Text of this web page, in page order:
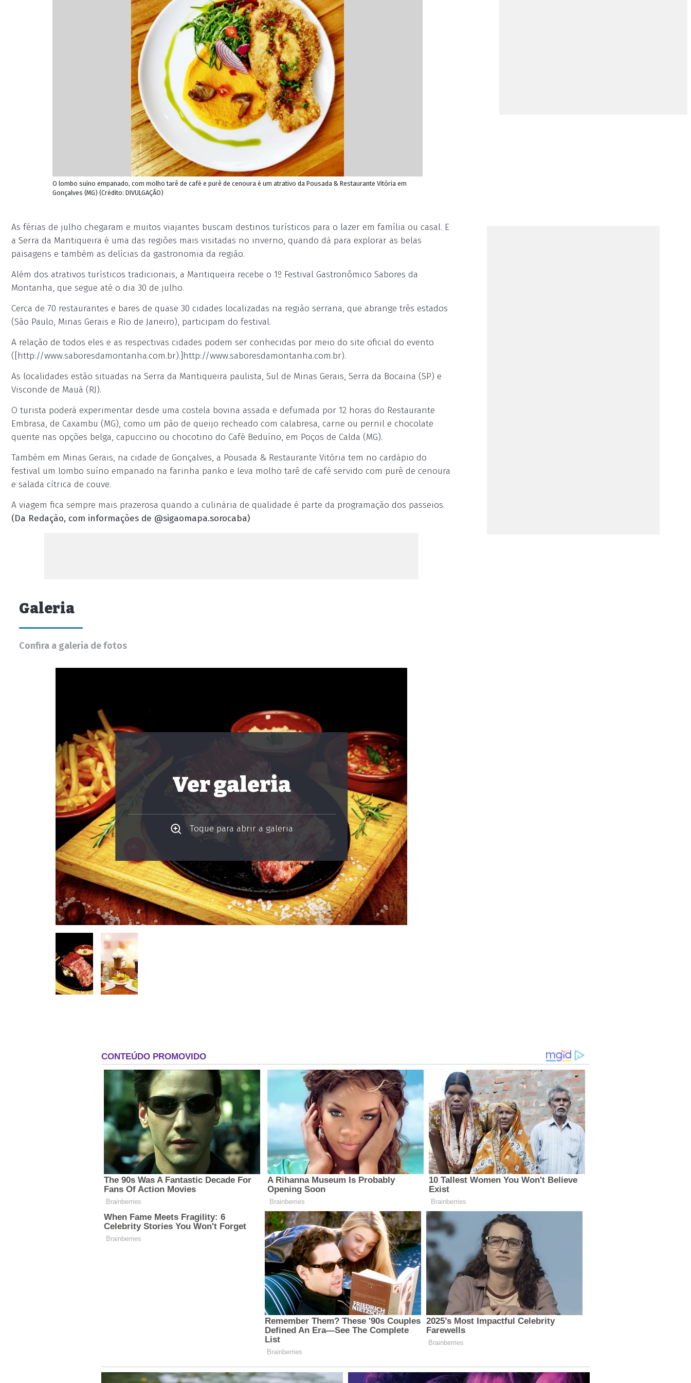
O lombo suíno empanado, com molho tarê de café e purê de cenoura é um atrativo da Pousada & Restaurante Vitória em
Gonçalves (MG) (Crédito: DIVULGAÇÃO)
As férias de julho chegaram e muitos viajantes buscam destinos turísticos para o lazer em família ou casal. E
a Serra da Mantiqueira é uma das regiões mais visitadas no inverno, quando dá para explorar as belas
paisagens e também as delícias da gastronomia da região.
Além dos atrativos turísticos tradicionais, a Mantiqueira recebe o 1º Festival Gastronômico Sabores da
Montanha, que segue até o dia 30 de julho.
Cerca de 70 restaurantes e bares de quase 30 cidades localizadas na região serrana, que abrange três estados
(São Paulo, Minas Gerais e Rio de Janeiro), participam do festival.
A relação de todos eles e as respectivas cidades podem ser conhecidas por meio do site oficial do evento
([http://www.saboresdamontanha.com.br).]http://www.saboresdamontanha.com.br).
As localidades estão situadas na Serra da Mantiqueira paulista, Sul de Minas Gerais, Serra da Bocaina (SP) e
Visconde de Mauá (RJ).
O turista poderá experimentar desde uma costela bovina assada e defumada por 12 horas do Restaurante
Embrasa, de Caxambu (MG), como um pão de queijo recheado com calabresa, carne ou pernil e chocolate
quente nas opções belga, capuccino ou chocotino do Café Beduíno, em Poços de Calda (MG).
Também em Minas Gerais, na cidade de Gonçalves, a Pousada & Restaurante Vitória tem no cardápio do
festival um lombo suíno empanado na farinha panko e leva molho tarê de café servido com purê de cenoura
e salada cítrica de couve.
A viagem fica sempre mais prazerosa quando a culinária de qualidade é parte da programação dos passeios.
(Da Redação, com informações de @sigaomapa.sorocaba)
Galeria
Confira a galeria de fotos
Ver galeria
Toque para abrir a galeria